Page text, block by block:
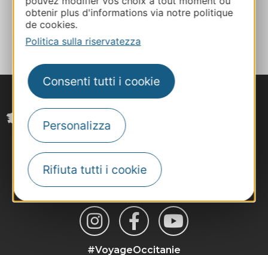
obtenir plus d'informations via notre politique
de cookies.
Politica sulla riservatezza
Consenti tutti i cookie
Personalizza
Rifiuta tutti i cookie
AGGIUNGI
AL TACCUINO
#VoyageOccitanie